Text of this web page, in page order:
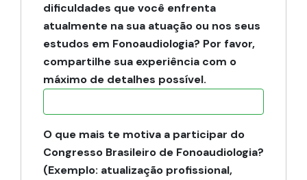
dificuldades que você enfrenta
atualmente na sua atuação ou nos seus
estudos em Fonoaudiologia? Por favor,
compartilhe sua experiência com o
máximo de detalhes possível.
O que mais te motiva a participar do
Congresso Brasileiro de Fonoaudiologia?
(Exemplo: atualização profissional,